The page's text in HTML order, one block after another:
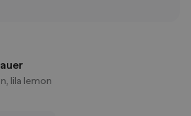
lila lemon